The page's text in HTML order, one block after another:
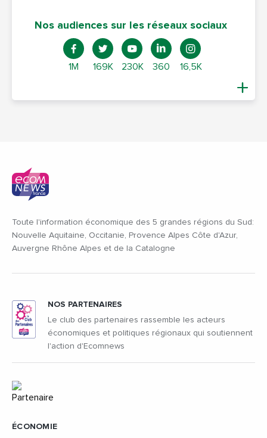
Nos audiences sur les réseaux sociaux
1M 169K 230K 360 16,5K
Toute l'information économique des 5 grandes régions du Sud:
Nouvelle Aquitaine, Occitanie, Provence Alpes Côte d'Azur,
Auvergne Rhône Alpes et de la Catalogne
ÉCONOMIE
NOS PARTENAIRES
Le club des partenaires rassemble les acteurs
économiques et politiques régionaux qui soutiennent
l'action d'Ecomnews